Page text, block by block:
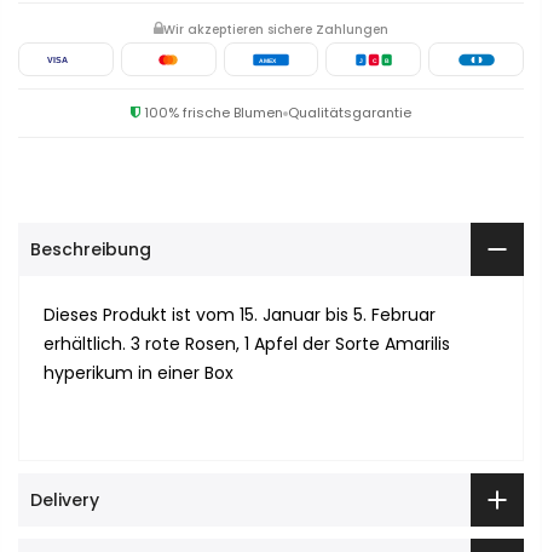
Wir akzeptieren sichere Zahlungen
VISA AMEX J C B
100% frische Blumen Qualitätsgarantie
Beschreibung
Dieses Produkt ist vom 15. Januar bis 5. Februar
erhältlich. 3 rote Rosen, 1 Apfel der Sorte Amarilis
hyperikum in einer Box
Delivery